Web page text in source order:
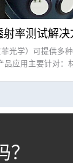
射率测试解决
光学）可提供多
品应用主要针对：